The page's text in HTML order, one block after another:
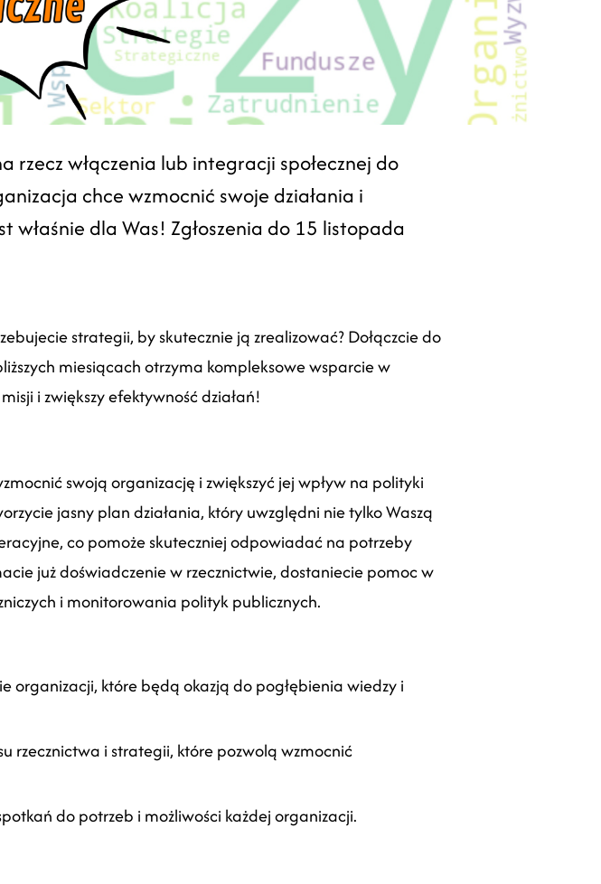
rzecz włączenia lub integracji społecznej do
chce wzmocnić swoje działania i
dla Was! Zgłoszenia do 15 listopada
strategii, by skutecznie ją zrealizować?Dołączcie do
miesiącach otrzyma kompleksowe wsparcie w
i zwiększy efektywność działań!
swoją organizację i zwiększyć jej wpływ na polityki
jasny plan działania, który uwzględni nie tylko Waszą
co pomoże skuteczniej odpowiadać na potrzeby
już doświadczenie w rzecznictwie, dostaniecie pomoc w
i monitorowania polityk publicznych.
organizacji, które będą okazją do pogłębienia wiedzy i
rzecznictwa i strategii, które pozwolą wzmocnić
do potrzeb i możliwości każdej organizacji.